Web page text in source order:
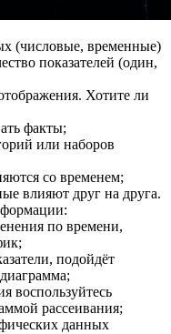
(числовые, временные)
показателей (один,
Хотите ли
факты;
или наборов
со временем;
влияют друг на друга.
по времени,
подойдёт
воспользуйтесь
рассеивания;
данных